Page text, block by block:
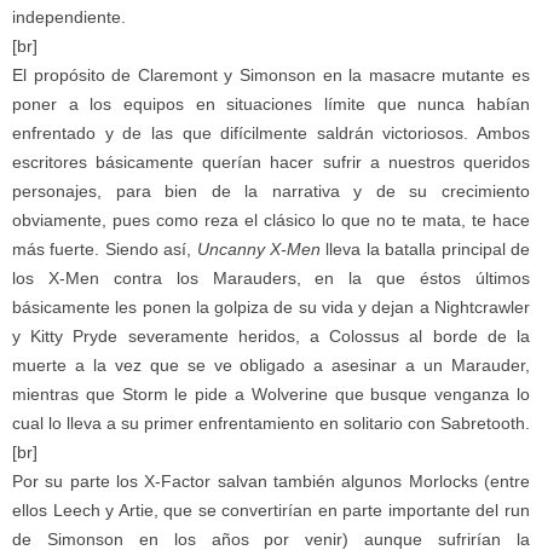
independiente.
[br]
El propósito de Claremont y Simonson en la masacre mutante es
poner a los equipos en situaciones límite que nunca habían
enfrentado y de las que difícilmente saldrán victoriosos. Ambos
escritores básicamente querían hacer sufrir a nuestros queridos
personajes, para bien de la narrativa y de su crecimiento
obviamente, pues como reza el clásico lo que no te mata, te hace
más fuerte. Siendo así, Uncanny X-Men lleva la batalla principal de
los X-Men contra los Marauders, en la que éstos últimos
básicamente les ponen la golpiza de su vida y dejan a Nightcrawler
y Kitty Pryde severamente heridos, a Colossus al borde de la
muerte a la vez que se ve obligado a asesinar a un Marauder,
mientras que Storm le pide a Wolverine que busque venganza lo
cual lo lleva a su primer enfrentamiento en solitario con Sabretooth.
[br]
Por su parte los X-Factor salvan también algunos Morlocks (entre
ellos Leech y Artie, que se convertirían en parte importante del run
de Simonson en los años por venir) aunque sufrirían la